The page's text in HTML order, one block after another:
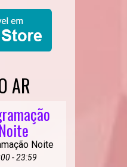
AR
Noite
- 23:59